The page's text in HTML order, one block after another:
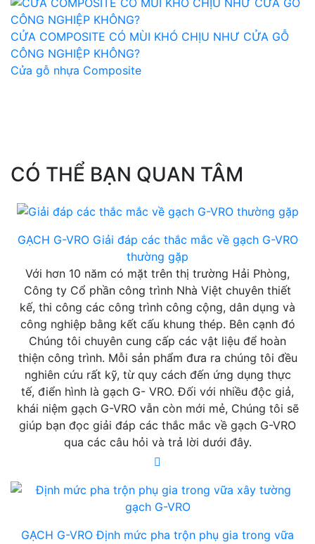
CỬA COMPOSITE CÓ MÙI KHÓ CHỊU NHƯ CỬA GỖ
CÔNG NGHIỆP KHÔNG?
Cửa gỗ nhựa Composite
CÓ THỂ BẠN QUAN TÂM
GẠCH G-VRO Giải đáp các thắc mắc về gạch G-VRO
thường gặp
Với hơn 10 năm có mặt trên thị trường Hải Phòng,
Công ty Cổ phần công trình Nhà Việt chuyên thiết
kế, thi công các công trình công cộng, dân dụng và
công nghiệp bằng kết cấu khung thép. Bên cạnh đó
Chúng tôi chuyên cung cấp các vật liệu để hoàn
thiện công trình. Mỗi sản phẩm đưa ra chúng tôi đều
nghiên cứu rất kỹ, từ quy cách đến ứng dụng thực
tế, điển hình là gạch G- VRO. Đối với nhiều độc giả,
khái niệm gạch G-VRO vẫn còn mới mẻ, Chúng tôi sẽ
giúp bạn đọc giải đáp các thắc mắc về gạch G-VRO
qua các câu hỏi và trả lời dưới đây.
GẠCH G-VRO Định mức pha trộn phụ gia trong vữa